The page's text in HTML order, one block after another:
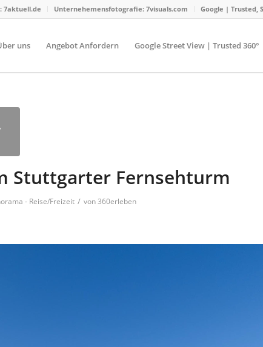
7aktuell.de Unternehemensfotografie: 7visuals.com Google | Trusted,
uns Angebot Anfordern Google Street View | Trusted 360°
Stuttgarter Fernsehturm
- Reise/Freizeit / von360erleben